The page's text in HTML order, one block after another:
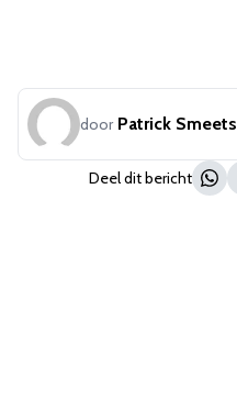
door Patrick Smeets
Deel dit bericht